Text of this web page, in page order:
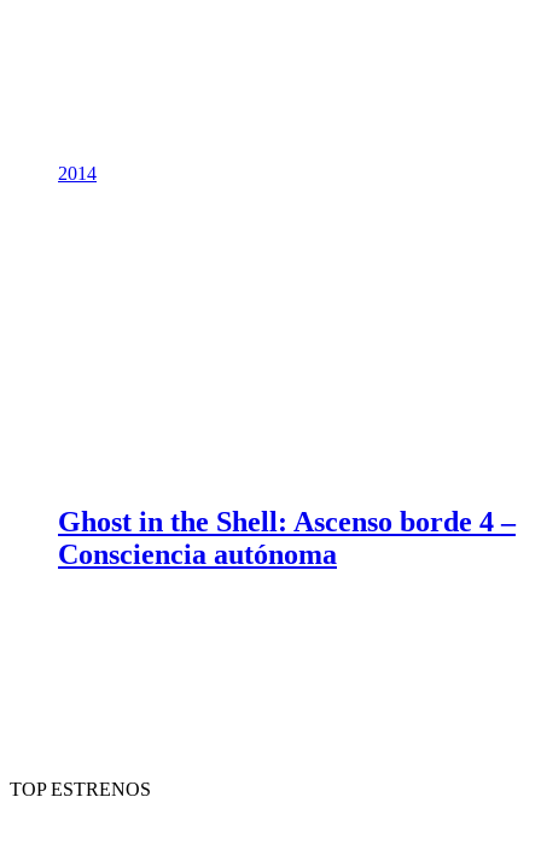
2014
Ghost in the Shell: Ascenso borde 4 –
Consciencia autónoma
TOP ESTRENOS